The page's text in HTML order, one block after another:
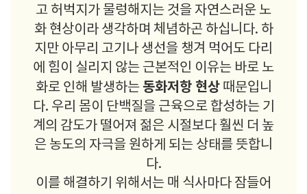
고 허벅지가 물렁해지는 것을 자연스러운 노
화 현상이라 생각하며 체념하곤 하십니다. 하
지만 아무리 고기나 생선을 챙겨 먹어도 다리
에 힘이 실리지 않는 근본적인 이유는 바로 노
화로 인해 발생하는 동화저항 현상때문입니
다. 우리 몸이 단백질을 근육으로 합성하는 기
계의 감도가 떨어져 젊은 시절보다 훨씬 더 높
은 농도의 자극을 원하게 되는 상태를 뜻합니
다.
이를 해결하기 위해서는 매 식사마다 잠들어